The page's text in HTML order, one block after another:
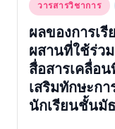
Posted
วารสารวิชาการ
ผลของการเ
ผสานที่ใช้ร่ว
สื่อสารเคลื่อน
เสริมทักษะก
นักเรียนชั้นมั